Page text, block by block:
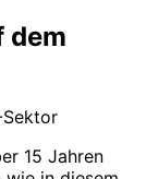
dem
15 Jahren